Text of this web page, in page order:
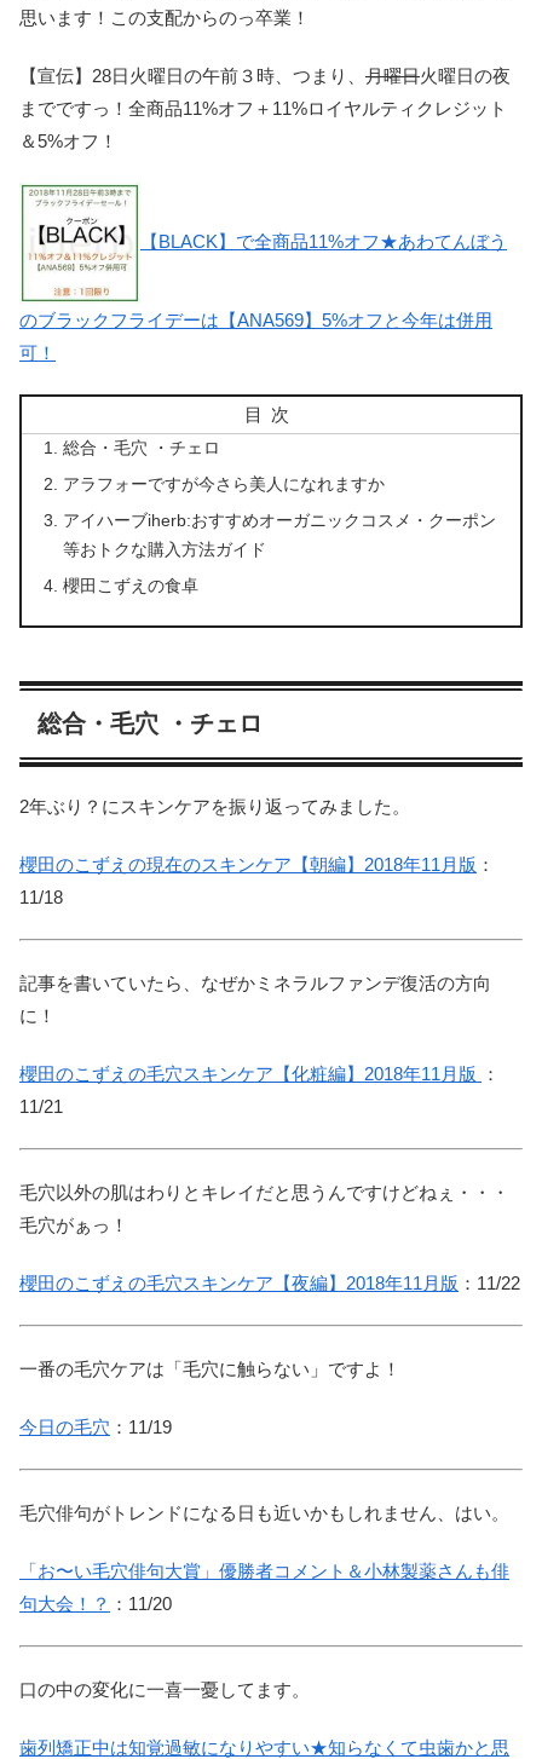
思います！この支配からのっ卒業！
【宣伝】28日火曜日の午前３時、つまり、 月曜日火曜日の夜
までですっ！全商品11%オフ＋11%ロイヤルティクレジット
＆5%オフ！
【BLACK】で全商品11%オフ★あわてんぼう
のブラックフライデーは【ANA569】5%オフと今年は併用
可！
目次
総合・毛穴 ・チェロ
アラフォーですが今さら美人になれますか
アイハーブiherb:おすすめオーガニックコスメ・クーポン
等おトクな購入方法ガイド
櫻田こずえの食卓
総合・毛穴 ・チェロ
2年ぶり？にスキンケアを振り返ってみました。
櫻田のこずえの現在のスキンケア【朝編】2018年11月版 ：
11/18
記事を書いていたら、なぜかミネラルファンデ復活の方向
に！
櫻田のこずえの毛穴スキンケア【化粧編】2018年11月版
：
11/21
毛穴以外の肌はわりとキレイだと思うんですけどねぇ・・・
毛穴がぁっ！
櫻田のこずえの毛穴スキンケア【夜編】2018年11月版 ：11/22
一番の毛穴ケアは「毛穴に触らない」ですよ！
今日の毛穴 ：11/19
毛穴俳句がトレンドになる日も近いかもしれません、はい。
「お〜い毛穴俳句大賞」優勝者コメント＆小林製薬さんも俳
句大会！？ ：11/20
口の中の変化に一喜一憂してます。
歯列矯正中は知覚過敏になりやすい★知らなくて虫歯かと思